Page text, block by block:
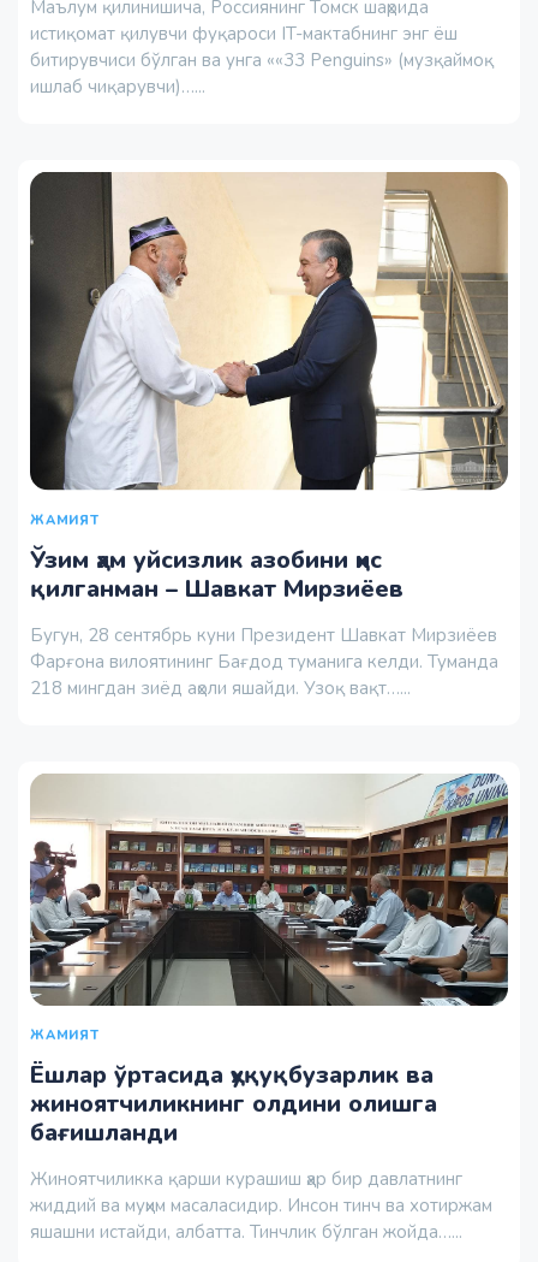
Маълум қилинишича, Россиянинг Томск шаҳрида
истиқомат қилувчи фуқароси IT-мактабнинг энг ёш
битирувчиси бўлган ва унга ««33 Penguins» (музқаймоқ
ишлаб чиқарувчи)…...
ЖАМИЯТ
Ўзим ҳам уйсизлик азобини ҳис
қилганман – Шавкат Мирзиёев
Бугун, 28 сентябрь куни Президент Шавкат Мирзиёев
Фарғона вилоятининг Бағдод туманига келди. Туманда
218 мингдан зиёд аҳоли яшайди. Узоқ вақт…...
ЖАМИЯТ
Ёшлар ўртасида ҳуқуқбузарлик ва
жиноятчиликнинг олдини олишга
бағишланди
Жиноятчиликка қарши курашиш ҳар бир давлатнинг
жиддий ва муҳим масаласидир. Инсон тинч ва хотиржам
яшашни истайди, албатта. Тинчлик бўлган жойда…...